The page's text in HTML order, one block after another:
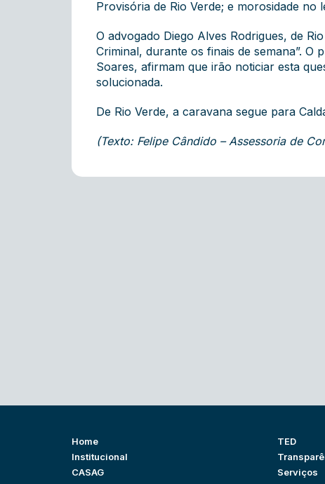
Provisória de Rio Verde; e morosidade no
O advogado Diego Alves Rodrigues, de
Criminal, durante os finais de semana”. O
Soares, afirmam que irão noticiar esta
solucionada.
De Rio Verde, a caravana segue para
(Texto: Felipe Cândido – Assessoria de
Home
Institucional
CASAG
TED
Serviços